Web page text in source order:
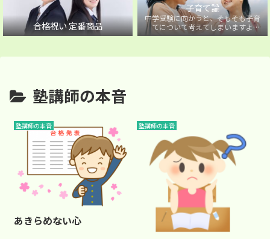
合格祝い 定番商品
子育て論
中学受験に向かうと、そもそも子育
てについて考えてしまいますよ
ね・・・。中学受験に向かうお子様
塾講師の本音
塾講師の本音
あきらめない心
塾講師の本音